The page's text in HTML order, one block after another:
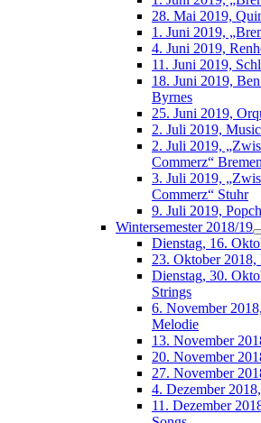
28. Mai 2019,
1. Juni 2019,
4. Juni 2019,
11. Juni 2019,
18. Juni 2019,
Byrnes
25. Juni 2019,
2. Juli 2019,
2. Juli 2019,
Commerz“ Bremen
3. Juli 2019,
Commerz“ Stuhr
9. Juli 2019,
Wintersemester 2018/19
Dienstag, 16.
23. Oktober
Dienstag, 30.
Strings
6. November
Melodie
13. November
20. November
27. November
4. Dezember
11. Dezember